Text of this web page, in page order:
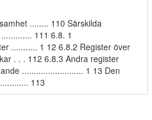
........ 110 Särskilda
111 6.8. 1
........... 1 12 6.8.2 Register över
. . . 112 6.8.3 Andra register
.......................... 1 13 Den
113